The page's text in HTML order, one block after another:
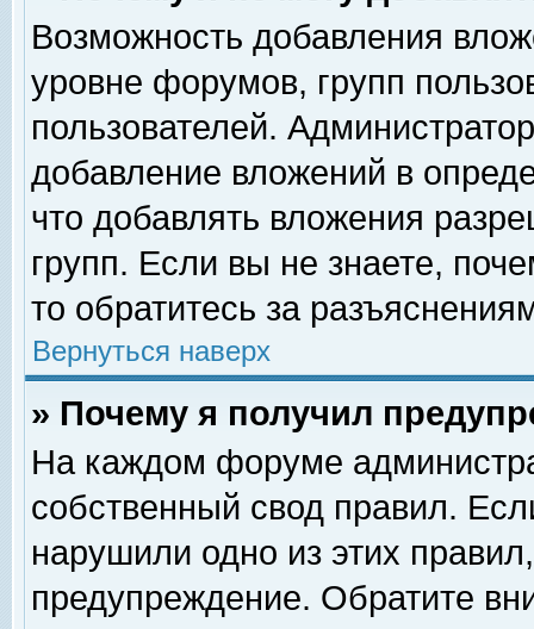
Возможность добавления
уровне форумов, групп
пользователей.
добавление вложений в
что добавлять вложения
групп. Если вы не знаете,
то обратитесь за
Вернуться наверх
» Почему я получил
На каждом форуме
собственный свод правил.
нарушили одно из этих
предупреждение. Обратите